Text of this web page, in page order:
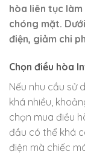
hòa liên tục
chóng mặt.
điện, giảm chi
Chọn điều hòa
Nếu nhu cầu sử
khá nhiều,
chọn mua điều
đầu có thể khá
điện mà chiếc